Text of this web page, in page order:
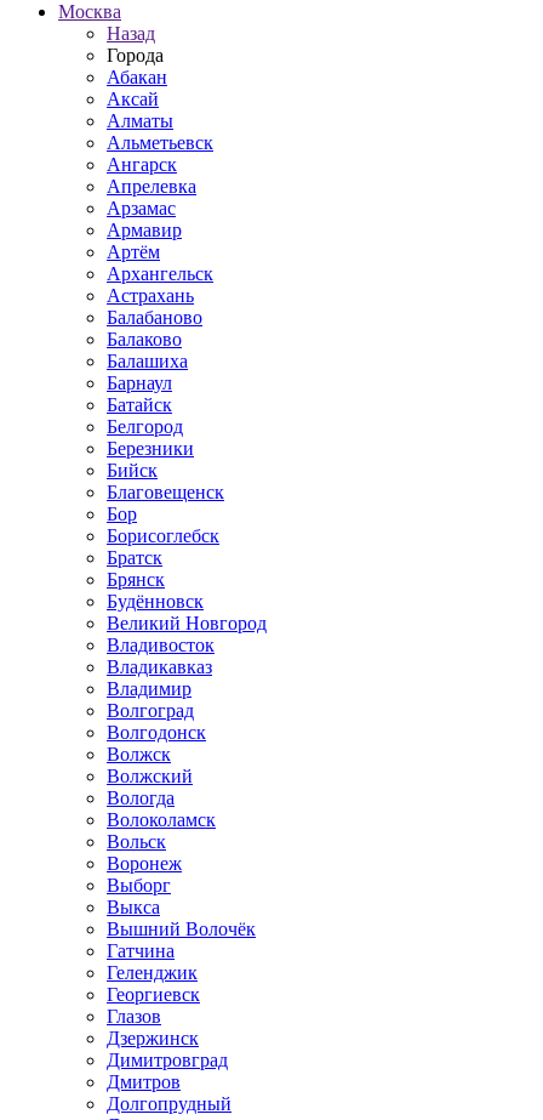
Москва
Назад
Города
Абакан
Аксай
Алматы
Альметьевск
Ангарск
Апрелевка
Арзамас
Армавир
Артём
Архангельск
Астрахань
Балабаново
Балаково
Балашиха
Барнаул
Батайск
Белгород
Березники
Бийск
Благовещенск
Бор
Борисоглебск
Братск
Брянск
Будённовск
Великий Новгород
Владивосток
Владикавказ
Владимир
Волгоград
Волгодонск
Волжск
Волжский
Вологда
Волоколамск
Вольск
Воронеж
Выборг
Выкса
Вышний Волочёк
Гатчина
Геленджик
Георгиевск
Глазов
Дзержинск
Димитровград
Дмитров
Долгопрудный